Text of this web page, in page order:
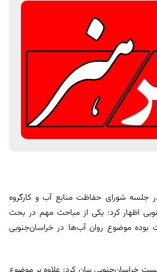
شورای حفاظت منابع آب و کارگروه
اظهار کرد: یکی از مباحث مهم در بحث
بوده موضوع روان آب‌ها در خراسان‌جنوبی